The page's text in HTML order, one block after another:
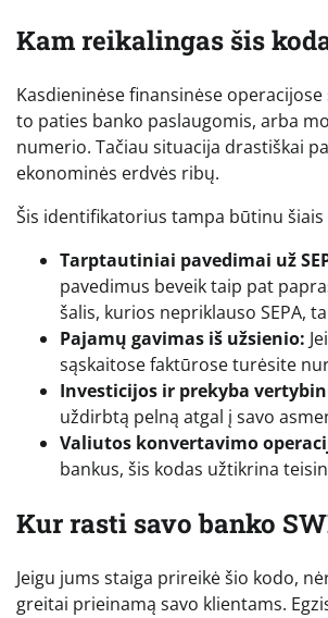
Kam reikalingas šis
Kasdieninėse finansinėse
to paties banko paslaugomis, arba
numerio. Tačiau situacija drastiškai
ekonominės erdvės ribų.
Šis identifikatorius tampa būtinu
Tarptautiniai pavedimai už
pavedimus beveik taip pat
šalis, kurios nepriklauso SEPA,
Pajamų gavimas iš užsienio:
sąskaitose faktūrose turėsite
Investicijos ir prekyba
uždirbtą pelną atgal į savo
Valiutos konvertavimo
bankus, šis kodas užtikrina
Kur rasti savo banko
Jeigu jums staiga prireikė šio kodo,
greitai prieinamą savo klientams.